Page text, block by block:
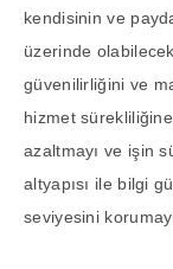
kendisinin ve
üzerinde
güvenilirliğini ve
hizmet
azaltmayı ve işin
altyapısı ile bilgi
seviyesini